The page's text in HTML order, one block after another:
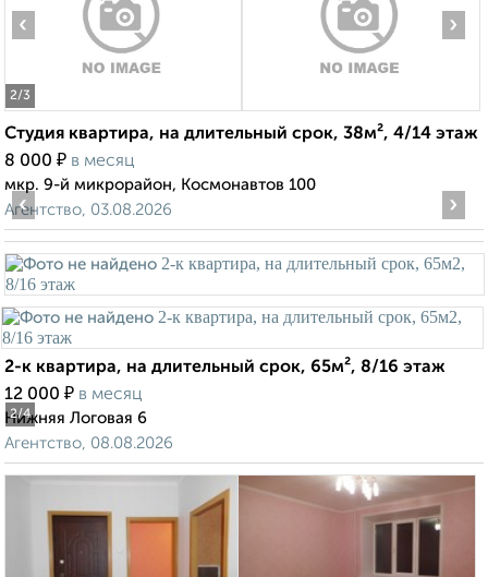
2/3
‹ ›
Студия квартира, на длительный срок, 38м², 4/14 этаж
8 000 ₽ в месяц
мкр. 9-й микрорайон, Космонавтов 100
Агентство, 03.08.2026
2/4
‹ ›
2-к квартира, на длительный срок, 65м², 8/16 этаж
12 000 ₽ в месяц
Нижняя Логовая 6
Агентство, 08.08.2026